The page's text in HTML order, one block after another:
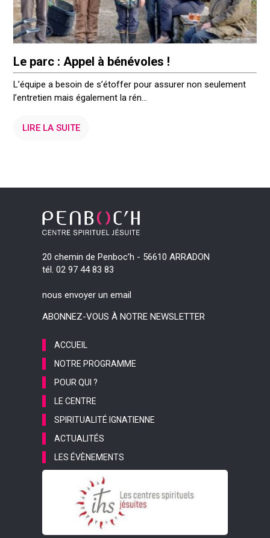
Le parc : Appel à bénévoles !
L’équipe a besoin de s’étoffer pour assurer non seulement
l’entretien mais également la rén...
LIRE LA SUITE
20 chemin de Penboc’h - 56610 ARRADON
tél. 02 97 44 83 83
nous envoyer un email
ABONNEZ-VOUS À NOTRE NEWSLETTER
ACCUEIL
NOTRE PROGRAMME
POUR QUI ?
LE CENTRE
SPIRITUALITÉ IGNATIENNE
ACTUALITÉS
LES ÉVÈNEMENTS